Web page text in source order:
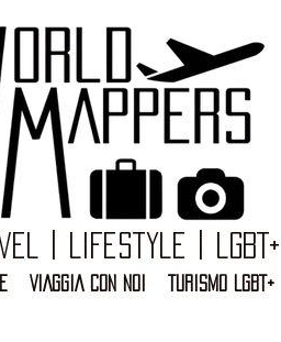
| Lifestyle | LGBT+
VIAGGIA CON NOI TURISMO LGBT+